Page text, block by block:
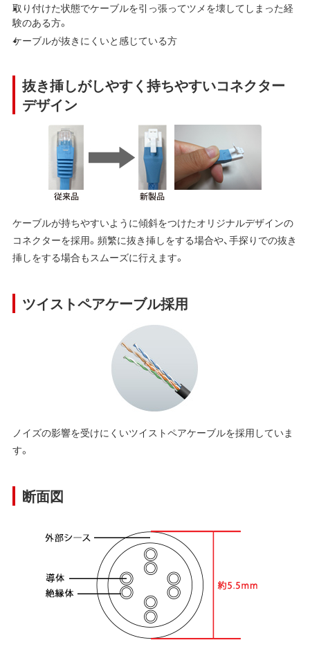
取り付けた状態でケーブルを引っ張ってツメを壊してしまった経
験のある方。
ケーブルが抜きにくいと感じている方
抜き挿しがしやすく持ちやすいコネクター
デザイン
ケーブルが持ちやすいように傾斜をつけたオリジナルデザインの
コネクターを採用。頻繁に抜き挿しをする場合や、手探りでの抜き
挿しをする場合もスムーズに行えます。
ツイストペアケーブル採用
ノイズの影響を受けにくいツイストペアケーブルを採用していま
す。
断面図